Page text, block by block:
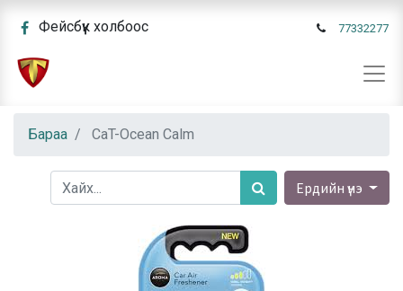
Фейсбүүк холбоос 77332277
Бараа CaT-Ocean Calm
Ердийн үнэ